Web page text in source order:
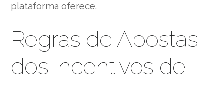
plataforma oferece.
Regras de Apostas
dos Incentivos de